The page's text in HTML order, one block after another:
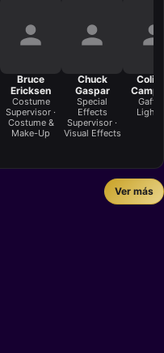
Bruce
Ericksen
Costume
Supervisor ·
Costume &
Make-Up
Chuck
Gaspar
Special
Effects
Supervisor ·
Visual Effects
Colin
Gaffer
Ver más